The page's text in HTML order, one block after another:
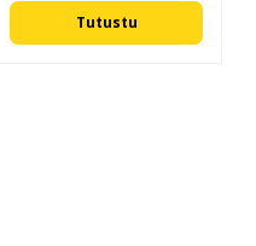
Tutustu